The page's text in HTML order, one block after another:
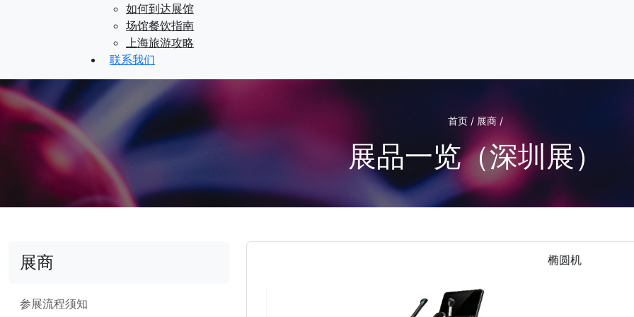
如何到达展馆
场馆餐饮指南
上海旅游攻略
联系我们
首页 / 展商 /
展品一览（深圳展）
展商
参展流程须知
椭圆机